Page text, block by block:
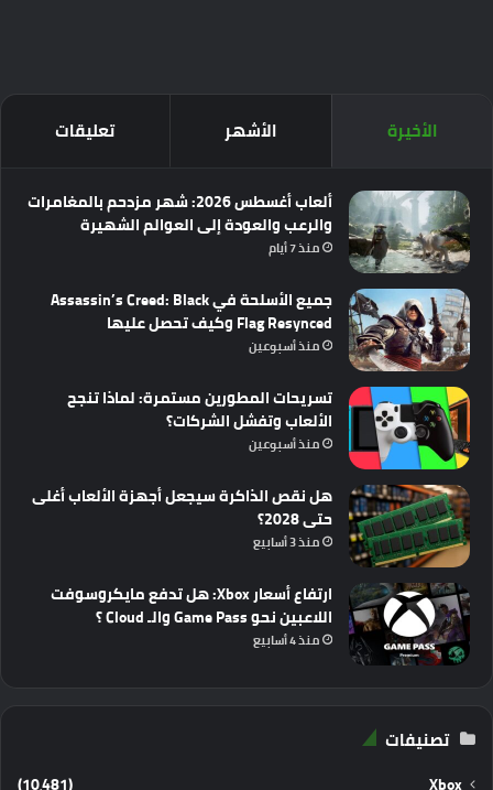
الأخيرة الأشهر تعليقات
ألعاب أغسطس 2026: شهر مزدحم بالمغامرات
والرعب والعودة إلى العوالم الشهيرة
منذ 7 أيام
جميع الأسلحة في Assassin’s Creed: Black
Flag Resynced وكيف تحصل عليها
منذ أسبوعين
تسريحات المطورين مستمرة: لماذا تنجح
الألعاب وتفشل الشركات؟
منذ أسبوعين
هل نقص الذاكرة سيجعل أجهزة الألعاب أغلى
حتى 2028؟
منذ 3 أسابيع
ارتفاع أسعار Xbox: هل تدفع مايكروسوفت
اللاعبين نحو Game Pass والـ Cloud ؟
منذ 4 أسابيع
تصنيفات